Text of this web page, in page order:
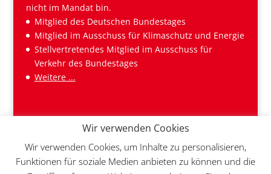
nicht im Mandat bin.
Mitglied des Deutschen Bundestages
Mitglied im Ausschuss für Klimaschutz und Energie
Stellvertretendes Mitglied im Ausschuss für
Verkehr des Bundestages
Weitere ...
Wir verwenden Cookies
Wir verwenden Cookies, um Inhalte zu personalisieren,
Funktionen für soziale Medien anbieten zu können und die